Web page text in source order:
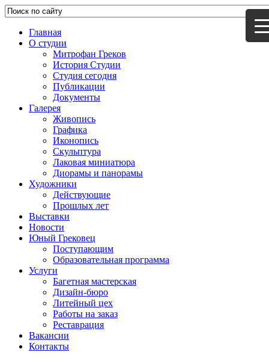
Главная
О студии
Митрофан Греков
История Студии
Студия сегодня
Публикации
Документы
Галерея
Живопись
Графика
Иконопись
Скульптура
Лаковая миниатюра
Диорамы и панорамы
Художники
Действующие
Прошлых лет
Выставки
Новости
Юный Грековец
Поступающим
Образовательная программа
Услуги
Багетная мастерская
Дизайн-бюро
Литейный цех
Работы на заказ
Реставрация
Вакансии
Контакты